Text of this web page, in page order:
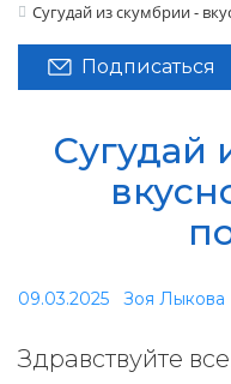
Сугудай из скумбрии -
Подписаться
Сугудай
09.03.2025 Зоя Лыкова
Здравствуйте